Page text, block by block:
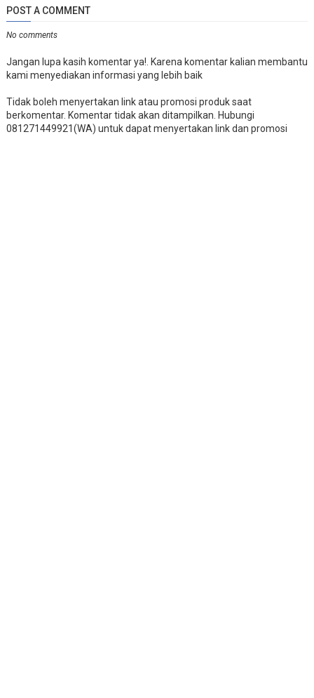
POST A COMMENT
No comments
Jangan lupa kasih komentar ya!. Karena komentar kalian membantu
kami menyediakan informasi yang lebih baik
Tidak boleh menyertakan link atau promosi produk saat
berkomentar. Komentar tidak akan ditampilkan. Hubungi
081271449921(WA) untuk dapat menyertakan link dan promosi